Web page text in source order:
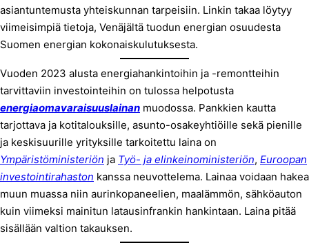
asiantuntemusta yhteiskunnan tarpeisiin. Linkin takaa löytyy
viimeisimpiä tietoja, Venäjältä tuodun energian osuudesta
Suomen energian kokonaiskulutuksesta.
Vuoden 2023 alusta energiahankintoihin ja -remontteihin
tarvittaviin investointeihin on tulossa helpotusta
energiaomavaraisuuslainan muodossa. Pankkien kautta
tarjottava ja kotitalouksille, asunto-osakeyhtiöille sekä pienille
ja keskisuurille yrityksille tarkoitettu laina on
Ympäristöministeriön ja Työ- ja elinkeinoministeriön, Euroopan
investointirahaston kanssa neuvottelema. Lainaa voidaan hakea
muun muassa niin aurinkopaneelien, maalämmön, sähköauton
kuin viimeksi mainitun latausinfrankin hankintaan. Laina pitää
sisällään valtion takauksen.